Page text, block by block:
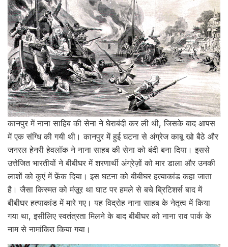
कानपुर में नाना साहिब की सेना ने घेराबंदी कर ली थी, जिसके बाद आपस
में एक संग्धि की गयी थी। कानपुर में हुई घटना से अंग्रेज काबू खो बैठे और
जनरल हेनरी हेवलॉक ने नाना साहब की सेना को बंदी बना दिया। इससे
उत्तेजित भारतीयों ने बीबीघर में शरणार्थी अंग्रेज़ों को मार डाला और उनकी
लाशों को कुएं में फ़ेंक दिया। इस घटना को बीबीघर हत्याकांड कहा जाता
है। जैसा किस्मत को मंज़ूर था घाट पर हमले से बचे ब्रिटिशर्स बाद में
बीबीघर हत्याकांड में मारे गए। यह विद्रोह नाना साहब के नेतृत्व में किया
गया था, इसीलिए स्वतंत्रता मिलने के बाद बीबीघर को नाना राव पार्क के
नाम से नामांकित किया गया।